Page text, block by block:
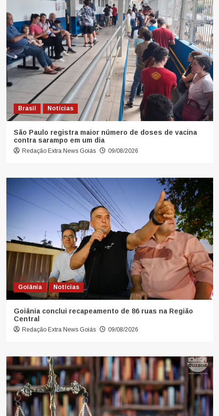
Brasil Notícias
São Paulo registra maior número de doses de vacina
contra sarampo em um dia
Redação Extra News Goiás 09/08/2026
Goiânia Notícias
Goiânia conclui recapeamento de 86 ruas na Região
Central
Redação Extra News Goiás 09/08/2026